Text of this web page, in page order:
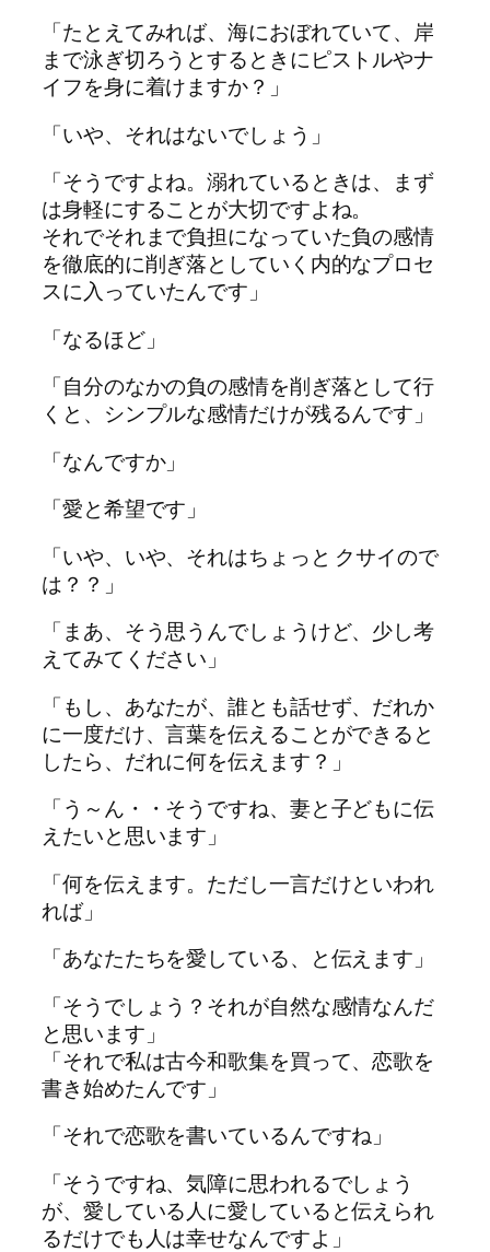
「たとえてみれば、海におぼれていて、岸
まで泳ぎ切ろうとするときにピストルやナ
イフを身に着けますか？」
「いや、それはないでしょう」
「そうですよね。溺れているときは、まず
は身軽にすることが大切ですよね。
それでそれまで負担になっていた負の感情
を徹底的に削ぎ落としていく内的なプロセ
スに入っていたんです」
「なるほど」
「自分のなかの負の感情を削ぎ落として行
くと、シンプルな感情だけが残るんです」
「なんですか」
「愛と希望です」
「いや、いや、それはちょっと クサイので
は？？」
「まあ、そう思うんでしょうけど、少し考
えてみてください」
「もし、あなたが、誰とも話せず、だれか
に一度だけ、言葉を伝えることができると
したら、だれに何を伝えます？」
「う～ん・・そうですね、妻と子どもに伝
えたいと思います」
「何を伝えます。ただし一言だけといわれ
れば」
「あなたたちを愛している、と伝えます」
「そうでしょう？それが自然な感情なんだ
と思います」
「それで私は古今和歌集を買って、恋歌を
書き始めたんです」
「それで恋歌を書いているんですね」
「そうですね、気障に思われるでしょう
が、愛している人に愛していると伝えられ
るだけでも人は幸せなんですよ」